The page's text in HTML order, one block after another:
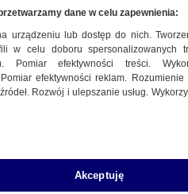
PiSdane w celu zapewnienia:
urządzeniu lub dostęp do nich.
w celu doboru spersonalizowanych
Pomiar efektywności treści.
efektywności reklam.
Rozwój i ulepszanie usług.
Akceptuję